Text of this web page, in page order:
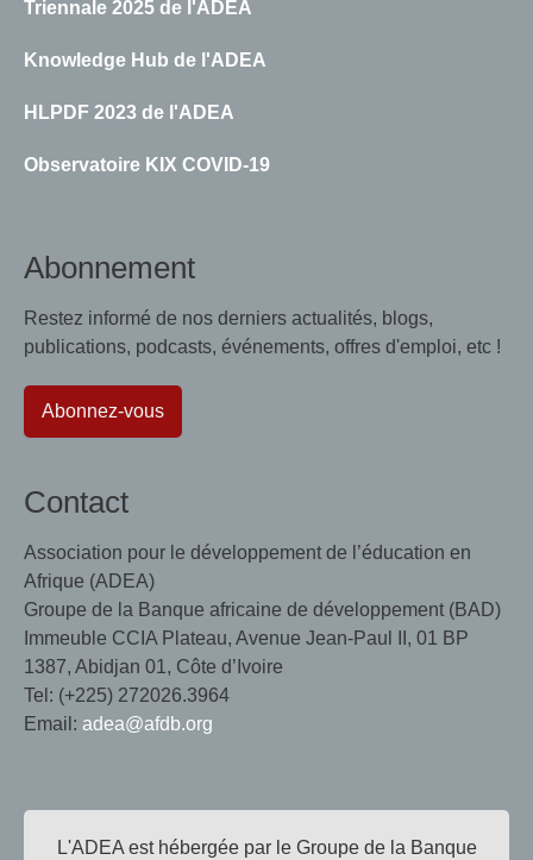
Triennale 2025 de l'ADEA
Knowledge Hub de l'ADEA
HLPDF 2023 de l'ADEA
Observatoire KIX COVID-19
Abonnement
Restez informé de nos derniers actualités, blogs,
publications, podcasts, événements, offres d'emploi, etc !
Abonnez-vous
Contact
Association pour le développement de l’éducation en
Afrique (ADEA)
Groupe de la Banque africaine de développement (BAD)
Immeuble CCIA Plateau, Avenue Jean-Paul II, 01 BP
1387, Abidjan 01, Côte d’Ivoire
Tel: (+225) 272026.3964
Email: adea@afdb.org
L'ADEA est hébergée par le Groupe de la Banque